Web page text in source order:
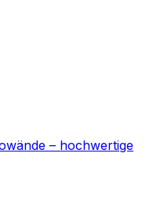
– hochwertige